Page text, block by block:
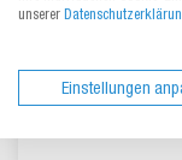
im
ab 38,00 € /
unserer
Einstellungen